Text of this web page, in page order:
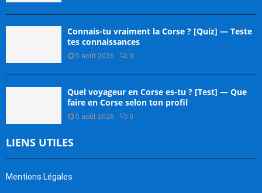
Connais-tu vraiment la Corse ? [Quiz] — Teste
tes connaissances
5 août 2026 0
Quel voyageur en Corse es-tu ? [Test] — Que
faire en Corse selon ton profil
5 août 2026 0
LIENS UTILES
Mentions Légales